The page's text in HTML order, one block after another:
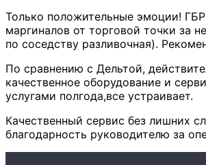
Только положительные эмоции!
маргиналов от торговой точки за
по соседству разливочная).
По сравнению с Дельтой,
качественное оборудование и
услугами полгода,все устраивает.
Качественный сервис без лишних
благодарность руководителю за